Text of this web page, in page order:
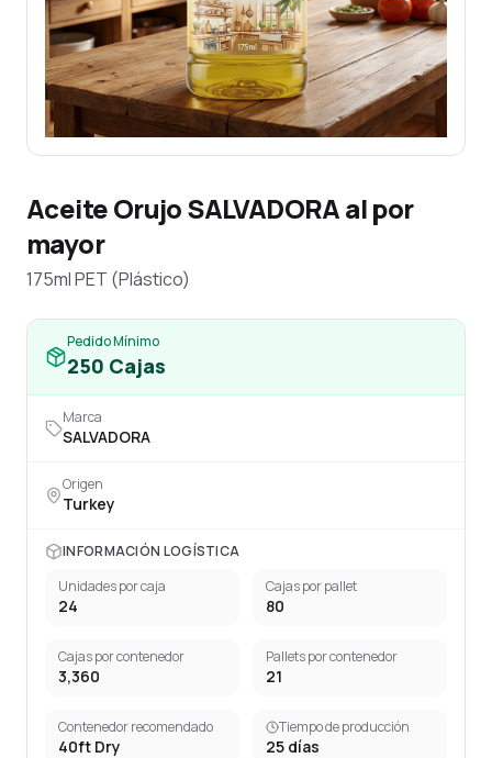
Aceite Orujo SALVADORA al por
mayor
175ml PET (Plástico)
Pedido Mínimo
250 Cajas
Marca
SALVADORA
Origen
Turkey
INFORMACIÓN LOGÍSTICA
Unidades por caja
24
Cajas por pallet
80
Cajas por contenedor
3,360
Pallets por contenedor
21
Contenedor recomendado
40ft Dry
Tiempo de producción
25 días